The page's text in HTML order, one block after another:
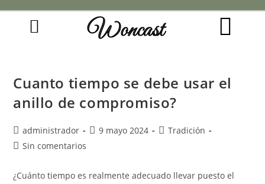
Woncast
Cuanto tiempo se debe usar el
anillo de compromiso?
administrador 9 mayo 2024
Tradición
Sin comentarios
¿Cuánto tiempo es realmente adecuado llevar puesto el